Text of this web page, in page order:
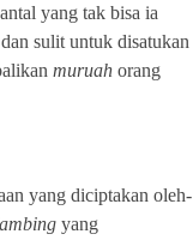
yang tak bisa ia
sulit untuk disatukan
muruah orang
yang diciptakan oleh-
yang